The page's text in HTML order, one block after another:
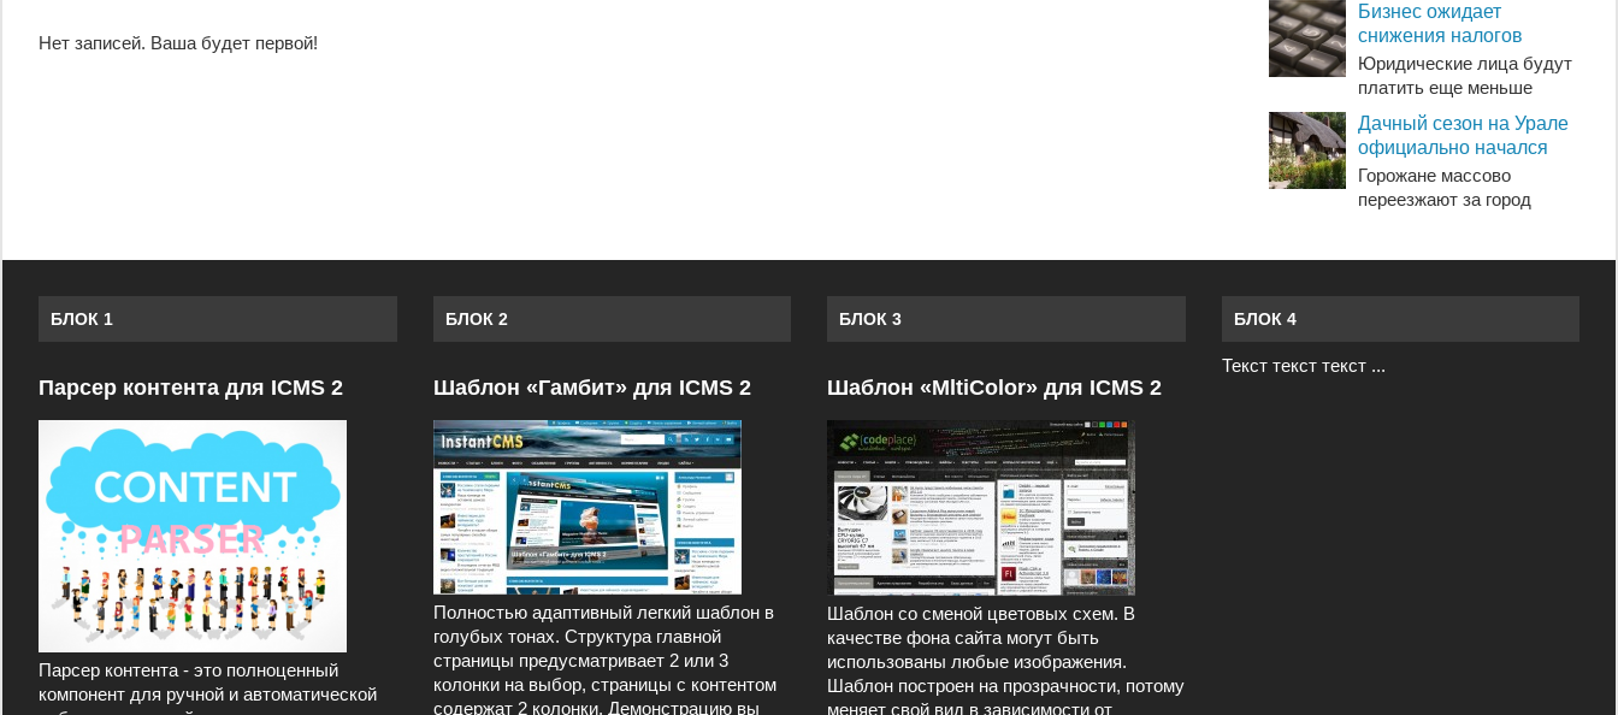
Нет записей. Ваша будет первой!
Бизнес ожидает
снижения налогов
Юридические лица будут
платить еще меньше
Дачный сезон на Урале
официально начался
Горожане массово
переезжают за город
БЛОК 1
Парсер контента для ICMS 2
Парсер контента - это полноценный
компонент для ручной и автоматической
БЛОК 2
Шаблон «Гамбит» для ICMS 2
Полностью адаптивный легкий шаблон в
голубых тонах. Структура главной
страницы предусматривает 2 или 3
колонки на выбор, страницы с контентом
содержат 2 колонки. Демонстрацию вы
БЛОК 3
Шаблон «MltiColor» для ICMS 2
Шаблон со сменой цветовых схем. В
качестве фона сайта могут быть
использованы любые изображения.
Шаблон построен на прозрачности, потому
меняет свой вид в зависимости от
БЛОК 4
Текст текст текст ...